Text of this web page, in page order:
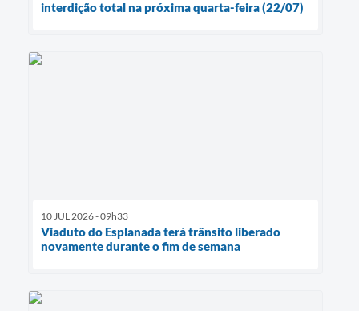
interdição total na próxima quarta-feira (22/07)
10 JUL 2026 - 09h33
Viaduto do Esplanada terá trânsito liberado
novamente durante o fim de semana